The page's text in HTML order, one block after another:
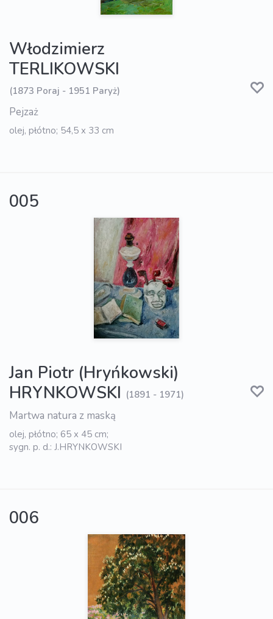
Włodzimierz
TERLIKOWSKI
(1873 Poraj - 1951 Paryż)
Pejzaż
olej, płótno; 54,5 x 33 cm
005
Jan Piotr (Hryńkowski)
HRYNKOWSKI (1891 - 1971)
Martwa natura z maską
olej, płótno; 65 x 45 cm;
sygn. p. d.: J.HRYNKOWSKI
006